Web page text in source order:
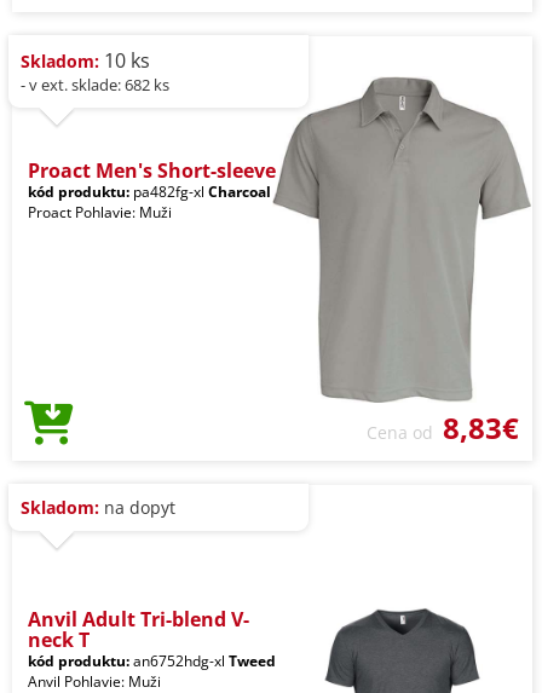
Skladom: 10 ks
- v ext. sklade: 682 ks
Proact Men's Short-sleeve
kód produktu: pa482fg-xl Charcoal
Proact Pohlavie: Muži
Cena od 8,83€
Skladom: na dopyt
Anvil Adult Tri-blend V-
neck T
kód produktu:an6752hdg-xl Tweed
Anvil Pohlavie: Muži